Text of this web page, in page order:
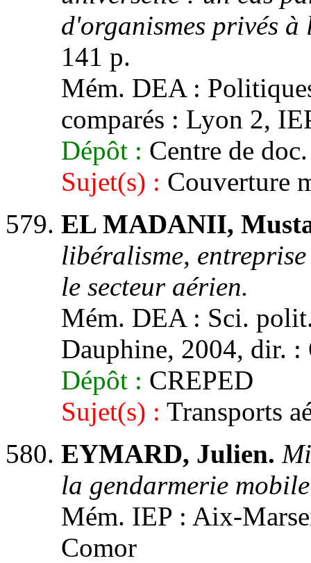
d'organismes privés
141 p.
Mém. DEA :
comparés : Lyon 2,
Dépôt : Centre de doc.
Sujet(s) : Couverture
EL MADANII,
libéralisme,
le secteur aérien.
Mém. DEA : Sci.
Dauphine, 2004, dir. :
Dépôt : CREPED
Sujet(s) : Transports
EYMARD, Julien.
la gendarmerie
Mém. IEP : Aix-
Comor